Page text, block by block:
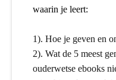
waarin je leert:
​​​​​​​1). Hoe je geven en
2). Wat de 5 meest
ouderwetse ebooks